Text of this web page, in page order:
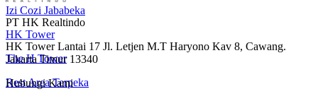
Izi Cozi Jababeka
HK Tower
The H Tower
Rest Area Terpeka
PT HK Realtindo
HK Tower Lantai 17 Jl. Letjen M.T Haryono Kav 8, Cawang.
Jakarta Timur 13340
Hubungi Kami